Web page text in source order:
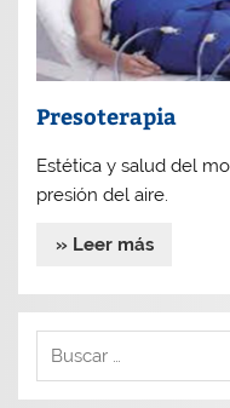
Presoterapia
Estética y salud del
presión del aire.
» Leer más